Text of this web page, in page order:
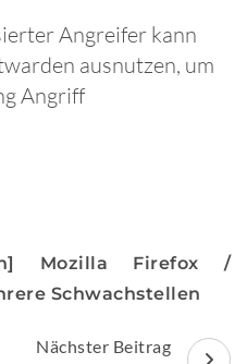
Angreifer kann
ausnutzen, um
Angriff
Mozilla Firefox /
Schwachstellen
Nächster Beitrag